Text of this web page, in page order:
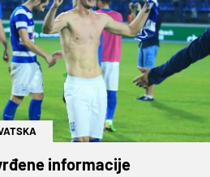
informacije